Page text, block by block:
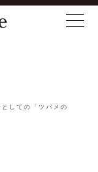
しての「ツバメの